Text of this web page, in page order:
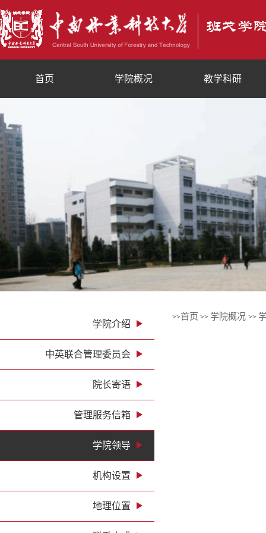
首页 学院概况 教学科研
学院介绍
中英联合管理委员会
院长寄语
管理服务信箱
学院领导
机构设置
地理位置
>>首页 >> 学院概况 >>